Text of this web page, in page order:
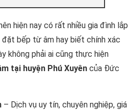
hiện nay có rất nhiều gia đình lắp
đặt bếp từ âm hay biết chính xác
không phải ai cũng thực hiện
tại huyện Phú Xuyên của Đức
– Dịch vụ uy tín, chuyên nghiệp, giá